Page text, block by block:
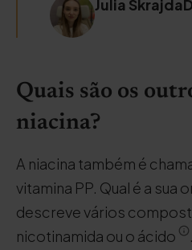
Julia
Quais são os
niacina?
A niacina também é
vitamina PP. Qual é a sua
descreve vários
nicotinamida ou o ácido